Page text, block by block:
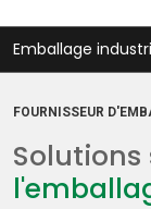
Emballage
FOURNISSEUR